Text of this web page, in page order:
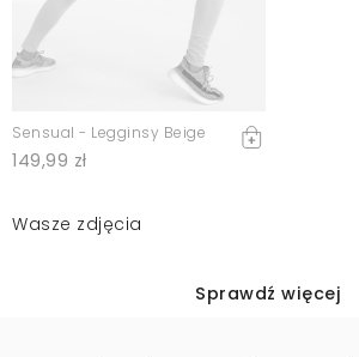
Sensual - Legginsy Beige
149,99 zł
Wasze zdjęcia
Sprawdź więcej